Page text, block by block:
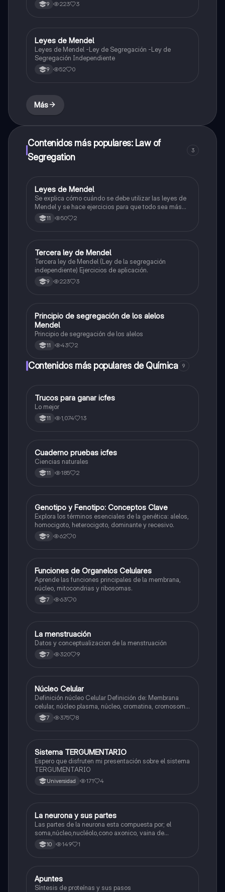
9 223 3
Biologia
Leyes de Mendel
Leyes de Mendel -Ley de Segregación -Ley de
Segregación Independiente
9 52 0
Más
Contenidos más populares: Law of
Segregation
3
Biologia
Leyes de Mendel
Se explica cómo cuándo se debe utilizar las leyes de
Mendel y se hace ejercicios para que todo sea más
claro11 50 2
Biologia
Tercera ley de Mendel
Tercera ley de Mendel (Ley de la segregación
independiente) Ejercicios de aplicación.
9 223 3
Biologia
Principio de segregación de los alelos
Mendel
Principio de segregación de los alelos
11 43 2
Contenidos más populares de Química 9
Química
Trucos para ganar icfes
Lo mejor
11 1,074 13
Biologia
Cuaderno pruebas icfes
Ciencias naturales
11 185 2
GBiologia
Genotipo y Fenotipo: Conceptos Clave
Explora los términos esenciales de la genética: alelos,
homocigoto, heterocigoto, dominante y recesivo.
9 62 0
FBiologia
Funciones de Organelos Celulares
Aprende las funciones principales de la membrana,
núcleo, mitocondrias y ribosomas.
7 63 0
Biologia
La menstruación
Datos y conceptualizacion de la menstruación
7 320 9
Biologia
Núcleo Celular
Definición núcleo Celular Definición de: Membrana
celular, núcleo plasma, núcleo, cromatina, cromosoma
Interfase Fases de la interfase
7 375 8
Biologia
Sistema TERGUMENTARIO
Espero que disfruten mi presentación sobre el sistema
TERGUMENTARIO
Universidad 171 4
Biologia
La neurona y sus partes
Las partes de la neurona esta compuesta por; el
soma,núcleo,nucléolo,cono axonico, vaina de
mielina,celula schwan,núcleo de schwann,nódulo de
Ranvier,terminal axonico Arborizacion terminal, botón
10 149 1
Biologia
Apuntes
Síntesis de proteínas y sus pasos